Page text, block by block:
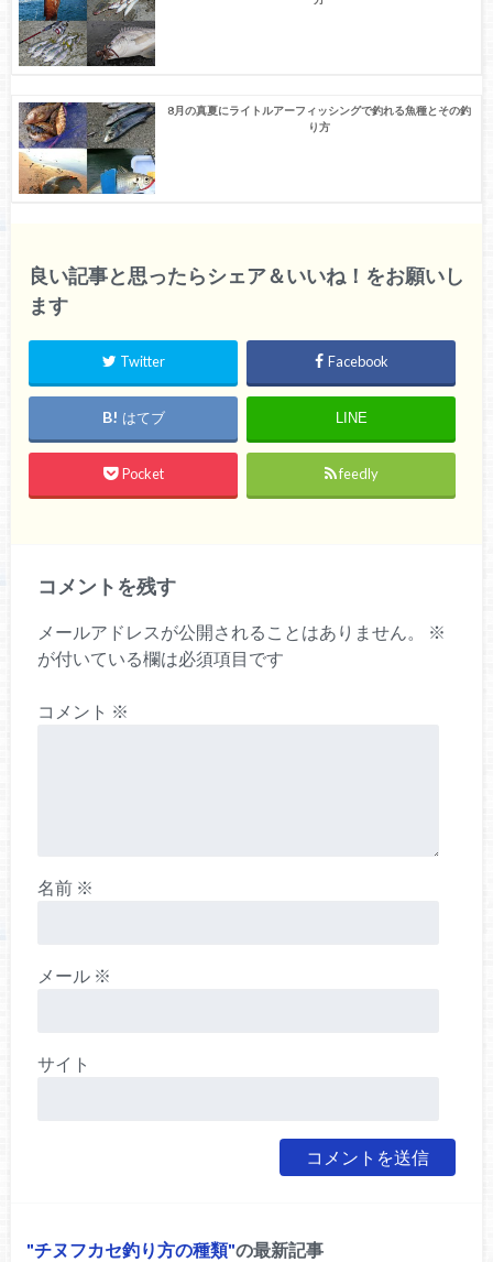
8月の真夏にライトルアーフィッシングで釣れる魚種とその釣
り方
良い記事と思ったらシェア＆いいね！をお願いし
ます
Twitter Facebook
はてブ LINE
Pocket feedly
コメントを残す
メールアドレスが公開されることはありません。
※
が付いている欄は必須項目です
コメント ※
名前 ※
メール ※
サイト
チヌフカセ釣り方の種類 の最新記事